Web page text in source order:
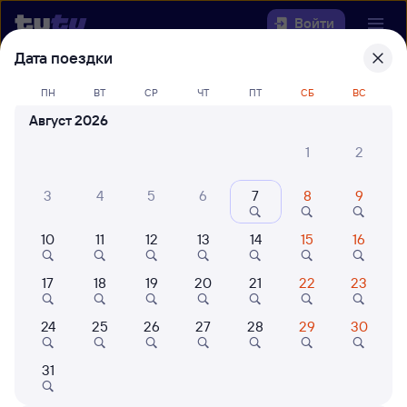
Войти
Выберите день, чтобы найтиж/д
билеты Сенная — Зима
42 млн путешествуют с
Когда
Кто едет
Дата поездки
ПН ВТ СР ЧТ ПТ СБ ВС
Август 2026
1
2
3 4 5 6 7 8 9
10 11 12 13 14 15 16
17 18 19 20 21 22 23
24 25 26 27 28 29 30
31